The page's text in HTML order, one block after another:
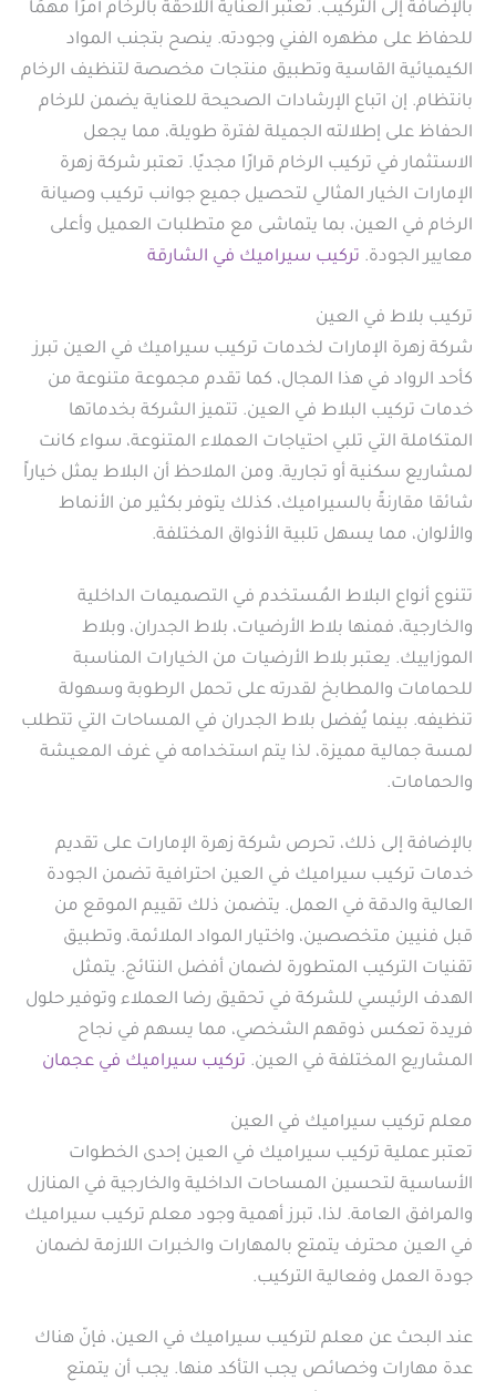
بالإضافة إلى التركيب. تعتبر العناية اللاحقة بالرخام أمرًا مهمًا
للحفاظ على مظهره الفني وجودته. ينصح بتجنب المواد
الكيميائية القاسية وتطبيق منتجات مخصصة لتنظيف الرخام
بانتظام. إن اتباع الإرشادات الصحيحة للعناية يضمن للرخام
الحفاظ على إطلالته الجميلة لفترة طويلة، مما يجعل
الاستثمار في تركيب الرخام قرارًا مجديًا. تعتبر شركة زهرة
الإمارات الخيار المثالي لتحصيل جميع جوانب تركيب وصيانة
الرخام في العين، بما يتماشى مع متطلبات العميل وأعلى
معايير الجودة. تركيب سيراميك في الشارقة
تركيب بلاط في العين
شركة زهرة الإمارات لخدمات تركيب سيراميك في العين تبرز
كأحد الرواد في هذا المجال، كما تقدم مجموعة متنوعة من
خدمات تركيب البلاط في العين. تتميز الشركة بخدماتها
المتكاملة التي تلبي احتياجات العملاء المتنوعة، سواء كانت
لمشاريع سكنية أو تجارية. ومن الملاحظ أن البلاط يمثل خياراً
شائقا مقارنةً بالسيراميك، كذلك يتوفر بكثير من الأنماط
والألوان، مما يسهل تلبية الأذواق المختلفة.
تتنوع أنواع البلاط المُستخدم في التصميمات الداخلية
والخارجية، فمنها بلاط الأرضيات، بلاط الجدران، وبلاط
الموزاييك. يعتبر بلاط الأرضيات من الخيارات المناسبة
للحمامات والمطابخ لقدرته على تحمل الرطوبة وسهولة
تنظيفه. بينما يُفضل بلاط الجدران في المساحات التي تتطلب
لمسة جمالية مميزة، لذا يتم استخدامه في غرف المعيشة
والحمامات.
بالإضافة إلى ذلك، تحرص شركة زهرة الإمارات على تقديم
خدمات تركيب سيراميك في العين احترافية تضمن الجودة
العالية والدقة في العمل. يتضمن ذلك تقييم الموقع من
قبل فنيين متخصصين، واختيار المواد الملائمة، وتطبيق
تقنيات التركيب المتطورة لضمان أفضل النتائج. يتمثل
الهدف الرئيسي للشركة في تحقيق رضا العملاء وتوفير حلول
فريدة تعكس ذوقهم الشخصي، مما يسهم في نجاح
المشاريع المختلفة في العين. تركيب سيراميك في عجمان
معلم تركيب سيراميك في العين
تعتبر عملية تركيب سيراميك في العين إحدى الخطوات
الأساسية لتحسين المساحات الداخلية والخارجية في المنازل
والمرافق العامة. لذا، تبرز أهمية وجود معلم تركيب سيراميك
في العين محترف يتمتع بالمهارات والخبرات اللازمة لضمان
جودة العمل وفعالية التركيب.
عند البحث عن معلم لتركيب سيراميك في العين، فإنّ هناك
عدة مهارات وخصائص يجب التأكد منها. يجب أن يتمتع